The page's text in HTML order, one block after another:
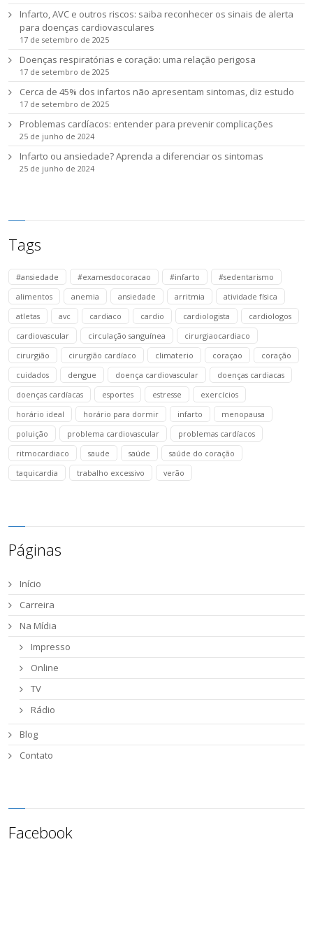
Infarto, AVC e outros riscos: saiba reconhecer os sinais de alerta
para doenças cardiovasculares
17 de setembro de 2025
Doenças respiratórias e coração: uma relação perigosa
17 de setembro de 2025
Cerca de 45% dos infartos não apresentam sintomas, diz estudo
17 de setembro de 2025
Problemas cardíacos: entender para prevenir complicações
25 de junho de 2024
Infarto ou ansiedade? Aprenda a diferenciar os sintomas
25 de junho de 2024
Tags
#ansiedade #examesdocoracao #infarto
#sedentarismo
alimentos
anemia ansiedade arritmia
atividade física
atletas
avc cardiaco cardio cardiologista
cardiologos
cardiovascular
circulação sanguínea
cirurgiaocardiaco
cirurgião
cirurgião cardíaco climaterio coraçao
coração
cuidados
dengue doença cardiovascular
doenças cardiacas
doenças cardíacas
esportes estresse
exercícios
horário ideal
horário para dormir infarto
menopausa
poluição
problema cardiovascular
problemas cardíacos
ritmocardiaco
saude saúde
saúde do coração
taquicardia
trabalho excessivo verão
Páginas
Início
Carreira
Na Mídia
Impresso
Online
TV
Rádio
Blog
Contato
Facebook